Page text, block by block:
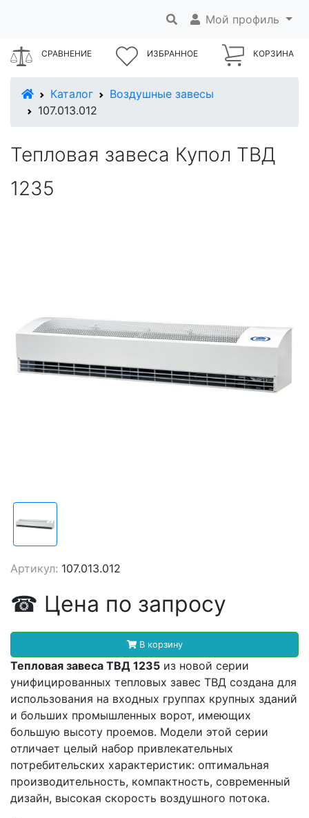
Мой профиль
СРАВНЕНИЕ ИЗБРАННОЕ КОРЗИНА
В начало
Каталог
Воздушные завесы
107.013.012
Тепловая завеса Купол ТВД
1235
Артикул: 107.013.012
☎ Цена по запросу
В корзину
Тепловая завеса ТВД 1235 из новой серии
унифицированных тепловых завес ТВД создана для
использования на входных группах крупных зданий
и больших промышленных ворот, имеющих
большую высоту проемов. Модели этой серии
отличает целый набор привлекательных
потребительских характеристик: оптимальная
производительность, компактность, современный
дизайн, высокая скорость воздушного потока.